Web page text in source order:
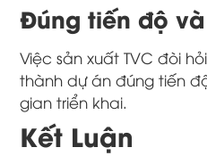
Đúng tiến độ
Việc sản xuất TVC đòi
thành dự án đúng tiến
gian triển khai.
Kết Luận